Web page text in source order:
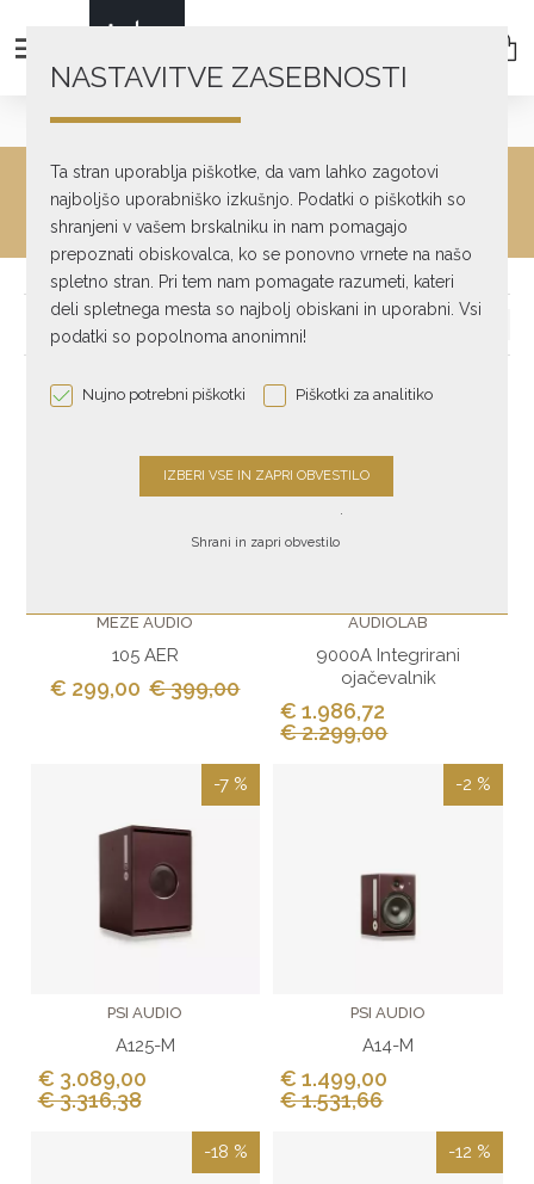
AKCIJA!
-25 %
MEZE AUDIO
105 AER
€ 299,00 € 399,00
AUDIOLAB
9000A Integrirani
ojačevalnik
€ 1.986,72
€ 2.299,00
-7 %
PSI AUDIO
A125-M
€ 3.089,00
€ 3.316,38
-2 %
PSI AUDIO
A14-M
€ 1.499,00
€ 1.531,66
-18 % -12 %
NASTAVITVE ZASEBNOSTI
Ta stran uporablja piškotke, da vam lahko zagotovi
najboljšo uporabniško izkušnjo. Podatki o piškotkih so
shranjeni v vašem brskalniku in nam pomagajo
prepoznati obiskovalca, ko se ponovno vrnete na našo
spletno stran. Pri tem nam pomagate razumeti, kateri
deli spletnega mesta so najbolj obiskani in uporabni. Vsi
podatki so popolnoma anonimni!
Nujno potrebni piškotki Piškotki za analitiko
Shrani in zapri obvestilo
.